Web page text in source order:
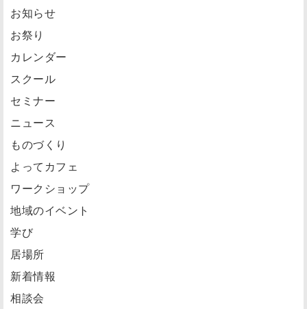
お知らせ
お祭り
カレンダー
スクール
セミナー
ニュース
ものづくり
よってカフェ
ワークショップ
地域のイベント
学び
居場所
新着情報
相談会